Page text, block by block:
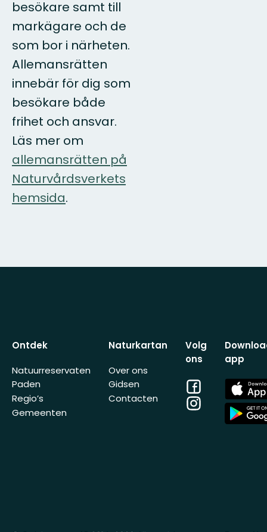
besökare samt till
markägare och de
som bor i närheten.
Allemansrätten
innebär för dig som
besökare både
frihet och ansvar.
Läs mer om
allemansrätten på
Naturvårdsverkets
hemsida.
Ontdek
Natuurreservaten
Paden
Regio’s
Gemeenten
Naturkartan
Over ons
Gidsen
Contacten
Volg
ons
Facebook
Instagram
app
App
Store
App
Store